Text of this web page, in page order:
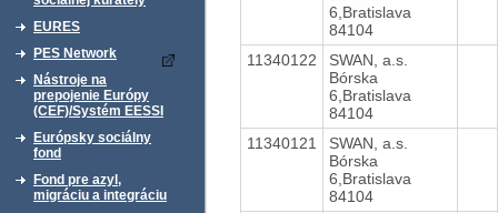
EURES
PES Network
Nástroje na
prepojenie Európy
(CEF)/Systém EESSI
Európsky sociálny
fond
Fond pre azyl,
migráciu a integráciu
6,Bratislava
84104
11340122
SWAN, a.s.
Bórska
6,Bratislava
84104
11340121
SWAN, a.s.
Bórska
6,Bratislava
84104